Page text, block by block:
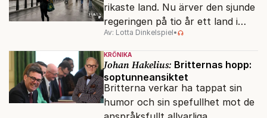
rikaste land. Nu ärver den sjunde
regeringen på tio år ett land i
politiskt och ekonomiskt kaos.
Av: Lotta Dinkelspiel•
KRÖNIKA
Johan Hakelius: Britternas hopp:
soptunneansiktet
Britterna verkar ha tappat sin
humor och sin spefullhet mot de